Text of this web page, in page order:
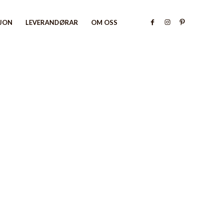
LEVERANDØRAR OM OSS